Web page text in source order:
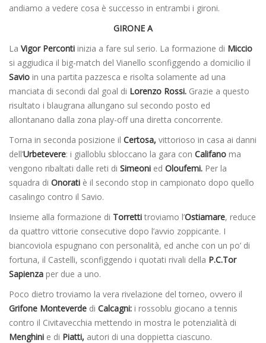
andiamo a vedere cosa è successo in entrambi i gironi.
GIRONE A
La Vigor Perconti inizia a fare sul serio. La formazione di Miccio
si aggiudica il big-match del Vianello sconfiggendo a domicilio il
Savio in una partita pazzesca e risolta solamente ad una
manciata di secondi dal goal di Lorenzo Rossi. Grazie a questo
risultato i blaugrana allungano sul secondo posto ed
allontanano dalla zona play-off una diretta concorrente.
Torna in seconda posizione il Certosa, vittorioso in casa ai danni
dell’Urbetevere: i gialloblu sbloccano la gara con Califano ma
vengono ribaltati dalle reti di Simeoni ed Oloufemi. Per la
squadra di Onorati è il secondo stop in campionato dopo quello
casalingo contro il Savio.
Insieme alla formazione di Torretti troviamo l’Ostiamare, reduce
da quattro vittorie consecutive dopo l’avvio zoppicante. I
biancoviola espugnano con personalità, ed anche con un po’ di
fortuna, il Castelli, sconfiggendo i quotati rivali della P.C.Tor
Sapienza per due a uno.
Poco dietro troviamo la vera rivelazione del torneo, ovvero il
Grifone Monteverde di Calcagni: i rossoblu giocano a tennis
contro il Civitavecchia mettendo in mostra le potenzialità di
Menghini e di Piatti, autori di una doppietta ciascuno.